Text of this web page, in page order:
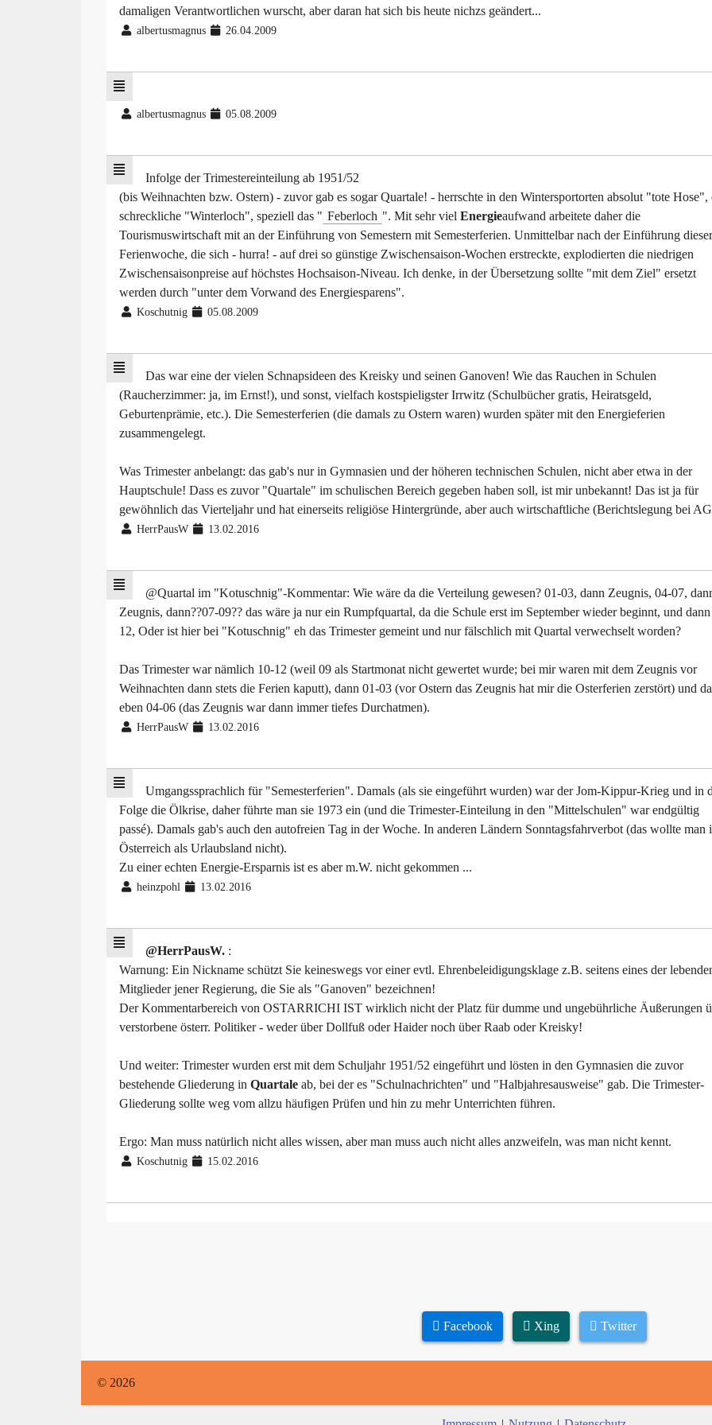
damaligen Verantwortlichen wurscht, aber daran hat sich bis heute nichzs geändert...
albertusmagnus 26.04.2009
albertusmagnus 05.08.2009
Infolge der Trimestereinteilung ab 1951/52
(bis Weihnachten bzw. Ostern) - zuvor gab es sogar Quartale! - herrschte in den Wintersportorten absolut "tote Hose",
schreckliche "Winterloch", speziell das " Feberloch ". Mit sehr viel Energieaufwand arbeitete daher die
Tourismuswirtschaft mit an der Einführung von Semestern mit Semesterferien. Unmittelbar nach der Einführung dieser
Ferienwoche, die sich - hurra! - auf drei so günstige Zwischensaison-Wochen erstreckte, explodierten die niedrigen
Zwischensaisonpreise auf höchstes Hochsaison-Niveau. Ich denke, in der Übersetzung sollte "mit dem Ziel" ersetzt
werden durch "unter dem Vorwand des Energiesparens".
Koschutnig 05.08.2009
Das war eine der vielen Schnapsideen des Kreisky und seinen Ganoven! Wie das Rauchen in Schulen
(Raucherzimmer: ja, im Ernst!), und sonst, vielfach kostspieligster Irrwitz (Schulbücher gratis, Heiratsgeld,
Geburtenprämie, etc.). Die Semesterferien (die damals zu Ostern waren) wurden später mit den Energieferien
zusammengelegt.
Was Trimester anbelangt: das gab's nur in Gymnasien und der höheren technischen Schulen, nicht aber etwa in der
Hauptschule! Dass es zuvor "Quartale" im schulischen Bereich gegeben haben soll, ist mir unbekannt! Das ist ja für
gewöhnlich das Vierteljahr und hat einerseits religiöse Hintergründe, aber auch wirtschaftliche (Berichtslegung bei
HerrPausW 13.02.2016
@Quartal im "Kotuschnig"-Kommentar: Wie wäre da die Verteilung gewesen? 01-03, dann Zeugnis, 04-07,
Zeugnis, dann??07-09?? das wäre ja nur ein Rumpfquartal, da die Schule erst im September wieder beginnt, und
12, Oder ist hier bei "Kotuschnig" eh das Trimester gemeint und nur fälschlich mit Quartal verwechselt worden?
Das Trimester war nämlich 10-12 (weil 09 als Startmonat nicht gewertet wurde; bei mir waren mit dem Zeugnis vor
Weihnachten dann stets die Ferien kaputt), dann 01-03 (vor Ostern das Zeugnis hat mir die Osterferien zerstört) und
eben 04-06 (das Zeugnis war dann immer tiefes Durchatmen).
HerrPausW 13.02.2016
Umgangssprachlich für "Semesterferien". Damals (als sie eingeführt wurden) war der Jom-Kippur-Krieg und in
Folge die Ölkrise, daher führte man sie 1973 ein (und die Trimester-Einteilung in den "Mittelschulen" war endgültig
passé). Damals gab's auch den autofreien Tag in der Woche. In anderen Ländern Sonntagsfahrverbot (das wollte man
Österreich als Urlaubsland nicht).
Zu einer echten Energie-Ersparnis ist es aber m.W. nicht gekommen ...
heinzpohl 13.02.2016
@HerrPausW.:
Warnung: Ein Nickname schützt Sie keineswegs vor einer evtl. Ehrenbeleidigungsklage z.B. seitens eines der
Mitglieder jener Regierung, die Sie als "Ganoven" bezeichnen!
Der Kommentarbereich von OSTARRICHI IST wirklich nicht der Platz für dumme und ungebührliche Äußerungen
verstorbene österr. Politiker - weder über Dollfuß oder Haider noch über Raab oder Kreisky!
Und weiter: Trimester wurden erst mit dem Schuljahr 1951/52 eingeführt und lösten in den Gymnasien die zuvor
bestehende Gliederung in Quartale ab, bei der es "Schulnachrichten" und "Halbjahresausweise" gab. Die Trimester-
Gliederung sollte weg vom allzu häufigen Prüfen und hin zu mehr Unterrichten führen.
Ergo: Man muss natürlich nicht alles wissen, aber man muss auch nicht alles anzweifeln, was man nicht kennt.
Koschutnig 15.02.2016
Facebook Xing Twitter
© 2026